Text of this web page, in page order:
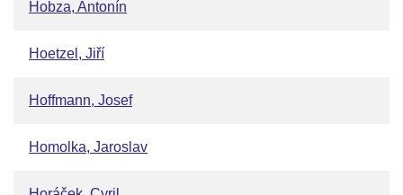
Hobza, Antonín
Hoetzel, Jiří
Hoffmann, Josef
Homolka, Jaroslav